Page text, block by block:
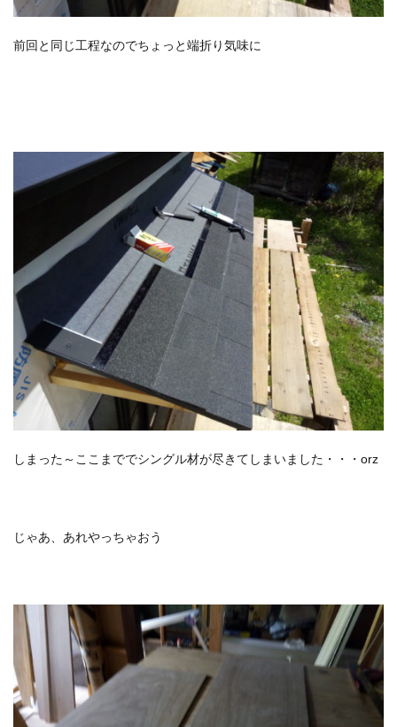
前回と同じ工程なのでちょっと端折り気味に
しまった～ここまででシングル材が尽きてしまいました・・・orz
じゃあ、あれやっちゃおう